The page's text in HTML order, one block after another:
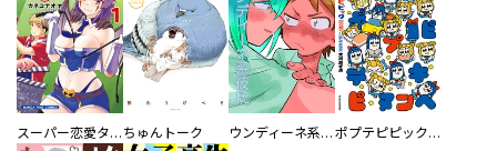
スーパー恋愛タイム！～現場でドＳな彼女は自宅でデレる～ ちゅんトーク ウンディーネ系彼氏 ポプテピピック SEASON EIGHT